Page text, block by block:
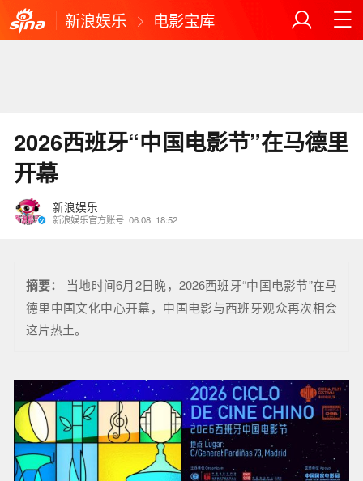
新浪娱乐 电影宝库
2026西班牙“中国电影节”在马德里
开幕
新浪娱乐
新浪娱乐官方账号 06.08 18:52
摘要：
当地时间6月2日晚，2026西班牙“中国电影节”在马
德里中国文化中心开幕，中国电影与西班牙观众再次相会
这片热土。